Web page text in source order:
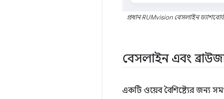
প্রধান RUMvision বেসলাইন
বেসলাইন এবং
একটি ওয়েব বৈশিষ্ট্যের জন্য